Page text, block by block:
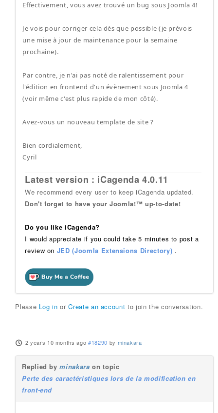
Effectivement, vous avez trouvé un bug sous Joomla 4!
Je vois pour corriger cela dès que possible (je prévois
une mise à jour de maintenance pour la semaine
prochaine).
Par contre, je n'ai pas noté de ralentissement pour
l'édition en frontend d'un évènement sous Joomla 4
(voir même c'est plus rapide de mon côté).
Avez-vous un nouveau template de site ?
Bien cordialement,
Cyril
Latest version : iCagenda 4.0.11
We recommend every user to keep iCagenda updated.
Don't forget to have your Joomla!™ up-to-date!
Do you like iCagenda?
I would appreciate if you could take 5 minutes to post a
review on JED (Joomla Extensions Directory) .
Please Log in orCreate an account to join the conversation.
2 years 10 months ago #18290 by minakara
Replied byminakara on topic
Perte des caractéristiques lors de la modification en
front-end